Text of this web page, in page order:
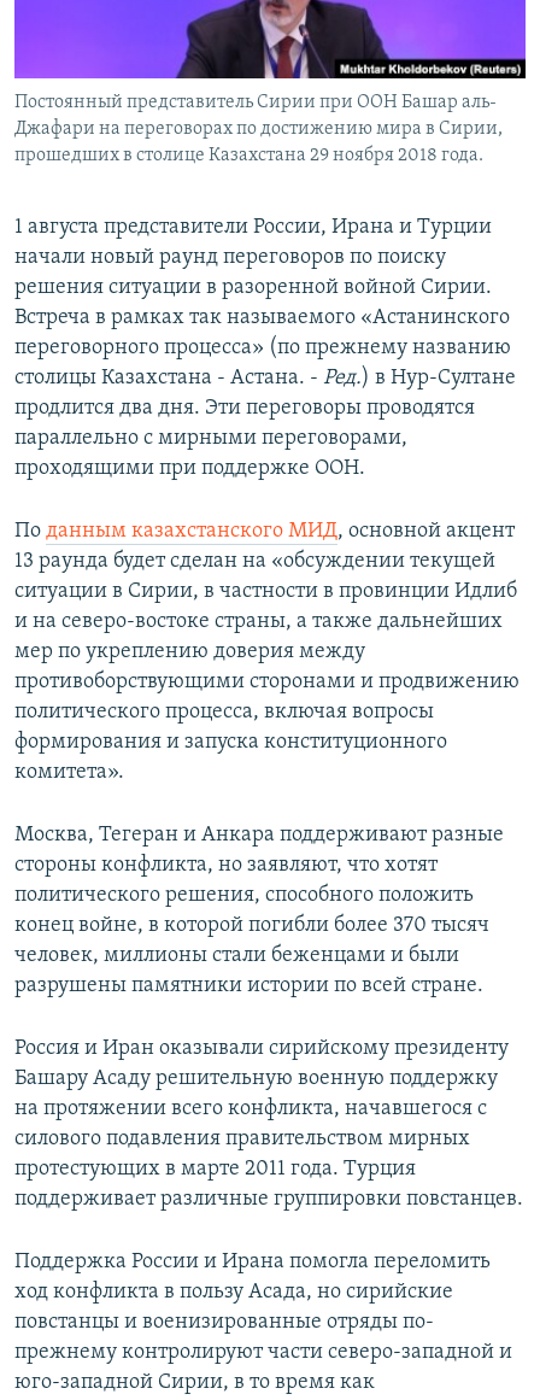
Постоянный представитель Сирии при ООН Башар аль-
Джафари на переговорах по достижению мира в Сирии,
прошедших в столице Казахстана 29 ноября 2018 года.
1 августа представители России, Ирана и Турции
начали новый раунд переговоров по поиску
решения ситуации в разоренной войной Сирии.
Встреча в рамках так называемого «Астанинского
переговорного процесса» (по прежнему названию
столицы Казахстана - Астана. - Ред.) в Нур-Султане
продлится два дня. Эти переговоры проводятся
параллельно с мирными переговорами,
проходящими при поддержке ООН.
По данным казахстанского МИД, основной акцент
13 раунда будет сделан на «обсуждении текущей
ситуации в Сирии, в частности в провинции Идлиб
и на северо-востоке страны, а также дальнейших
мер по укреплению доверия между
противоборствующими сторонами и продвижению
политического процесса, включая вопросы
формирования и запуска конституционного
комитета».
Москва, Тегеран и Анкара поддерживают разные
стороны конфликта, но заявляют, что хотят
политического решения, способного положить
конец войне, в которой погибли более 370 тысяч
человек, миллионы стали беженцами и были
разрушены памятники истории по всей стране.
Россия и Иран оказывали сирийскому президенту
Башару Асаду решительную военную поддержку
на протяжении всего конфликта, начавшегося с
силового подавления правительством мирных
протестующих в марте 2011 года. Турция
поддерживает различные группировки повстанцев.
Поддержка России и Ирана помогла переломить
ход конфликта в пользу Асада, но сирийские
повстанцы и военизированные отряды по-
прежнему контролируют части северо-западной и
юго-западной Сирии, в то время как